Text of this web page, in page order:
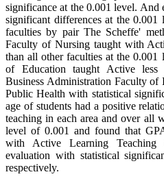
significance at the 0.001 level. And
significant differences at the
faculties by pair The Scheffe'
Faculty of Nursing taught with
than all other faculties at the
of Education taught Active
Business Administration Faculty of
Public Health with statistical
age of students had a positive
teaching in each area and over all
level of 0.001 and found that
with Active Learning
evaluation with statistical
respectively.